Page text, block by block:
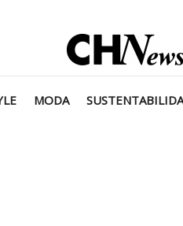
MODA